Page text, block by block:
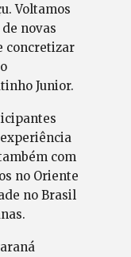
Voltamos
novas
concretizar
Junior.
com
no Oriente
no Brasil